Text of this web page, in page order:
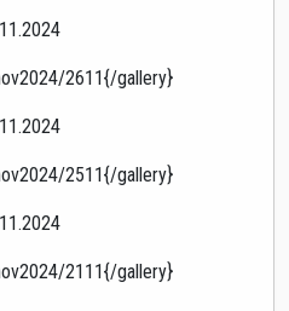
2611{/gallery}
2511{/gallery}
2111{/gallery}